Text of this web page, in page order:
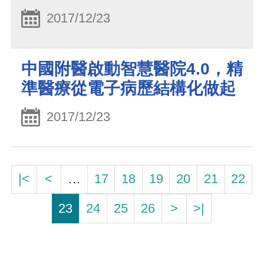
2017/12/23
中國附醫啟動智慧醫院4.0，精
準醫療從電子病歷結構化做起
2017/12/23
|< < … 17 18 19 20 21
22
23
24 25 26 > >|